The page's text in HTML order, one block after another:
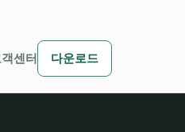
객센터 다운로드